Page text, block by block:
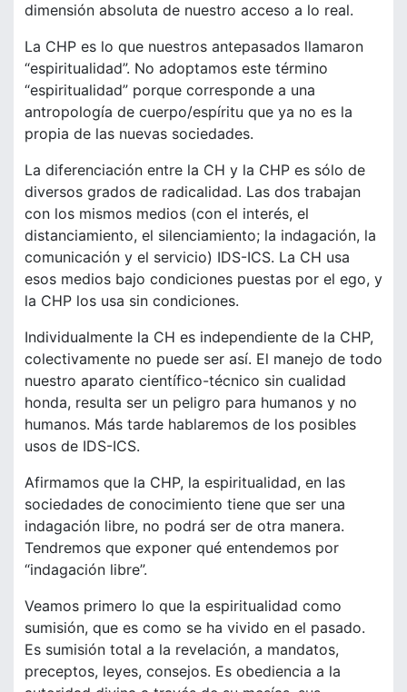
dimensión absoluta de nuestro acceso a lo real.
La CHP es lo que nuestros antepasados llamaron
“espiritualidad”. No adoptamos este término
“espiritualidad” porque corresponde a una
antropología de cuerpo/espíritu que ya no es la
propia de las nuevas sociedades.
La diferenciación entre la CH y la CHP es sólo de
diversos grados de radicalidad. Las dos trabajan
con los mismos medios (con el interés, el
distanciamiento, el silenciamiento; la indagación, la
comunicación y el servicio) IDS-ICS. La CH usa
esos medios bajo condiciones puestas por el ego, y
la CHP los usa sin condiciones.
Individualmente la CH es independiente de la CHP,
colectivamente no puede ser así. El manejo de todo
nuestro aparato científico-técnico sin cualidad
honda, resulta ser un peligro para humanos y no
humanos. Más tarde hablaremos de los posibles
usos de IDS-ICS.
Afirmamos que la CHP, la espiritualidad, en las
sociedades de conocimiento tiene que ser una
indagación libre, no podrá ser de otra manera.
Tendremos que exponer qué entendemos por
“indagación libre”.
Veamos primero lo que la espiritualidad como
sumisión, que es como se ha vivido en el pasado.
Es sumisión total a la revelación, a mandatos,
preceptos, leyes, consejos. Es obediencia a la